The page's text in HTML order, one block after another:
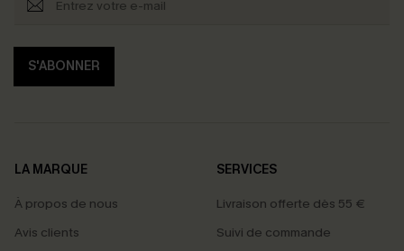
S'ABONNER
LA MARQUE
À propos de nous
Avis clients
SERVICES
Livraison offerte dès 55 €
Suivi de commande